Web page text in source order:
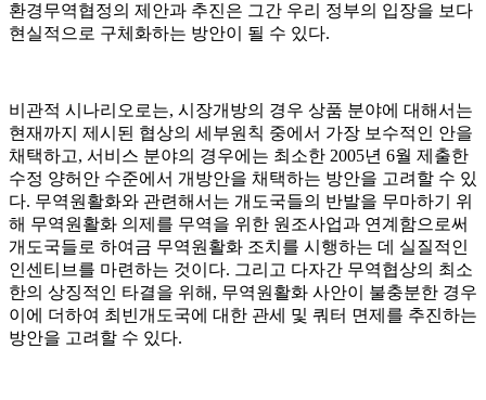
환경무역협정의 제안과 추진은 그간 우리 정부의 입장을 보다
현실적으로 구체화하는 방안이 될 수 있다.
비관적 시나리오로는, 시장개방의 경우 상품 분야에 대해서는
현재까지 제시된 협상의 세부원칙 중에서 가장 보수적인 안을
채택하고, 서비스 분야의 경우에는 최소한 2005년 6월 제출한
수정 양허안 수준에서 개방안을 채택하는 방안을 고려할 수 있
다. 무역원활화와 관련해서는 개도국들의 반발을 무마하기 위
해 무역원활화 의제를 무역을 위한 원조사업과 연계함으로써
개도국들로 하여금 무역원활화 조치를 시행하는 데 실질적인
인센티브를 마련하는 것이다. 그리고 다자간 무역협상의 최소
한의 상징적인 타결을 위해, 무역원활화 사안이 불충분한 경우
이에 더하여 최빈개도국에 대한 관세 및 쿼터 면제를 추진하는
방안을 고려할 수 있다.